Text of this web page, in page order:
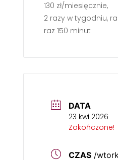
130 zł/miesięcznie,
2 razy w tygodniu,
raz 150 minut
DATA
23 kwi 2026
Zakończone!
CZAS /